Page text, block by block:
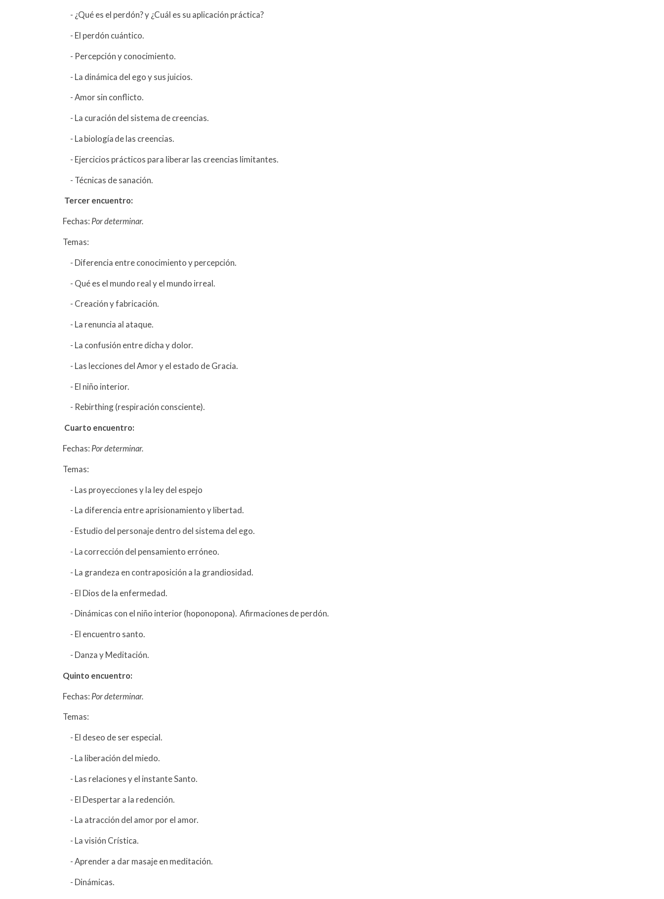
- ¿Qué es el perdón? y ¿Cuál es su aplicación práctica?
- El perdón cuántico.
- Percepción y conocimiento.
- La dinámica del ego y sus juicios.
- Amor sin conflicto.
- La curación del sistema de creencias.
- La biología de las creencias.
- Ejercicios prácticos para liberar las creencias limitantes.
- Técnicas de sanación.
Tercer encuentro:
Fechas: Por determinar.
Temas:
- Diferencia entre conocimiento y percepción.
- Qué es el mundo real y el mundo irreal.
- Creación y fabricación.
- La renuncia al ataque.
- La confusión entre dicha y dolor.
- Las lecciones del Amor y el estado de Gracia.
- El niño interior.
- Rebirthing (respiración consciente).
Cuarto encuentro:
Fechas: Por determinar.
Temas:
- Las proyecciones y la ley del espejo
- La diferencia entre aprisionamiento y libertad.
- Estudio del personaje dentro del sistema del ego.
- La corrección del pensamiento erróneo.
- La grandeza en contraposición a la grandiosidad.
- El Dios de la enfermedad.
- Dinámicas con el niño interior (hoponopona). Afirmaciones de perdón.
- El encuentro santo.
- Danza y Meditación.
Quinto encuentro:
Fechas: Por determinar.
Temas:
- El deseo de ser especial.
- La liberación del miedo.
- Las relaciones y el instante Santo.
- El Despertar a la redención.
- La atracción del amor por el amor.
- La visión Crística.
- Aprender a dar masaje en meditación.
- Dinámicas.